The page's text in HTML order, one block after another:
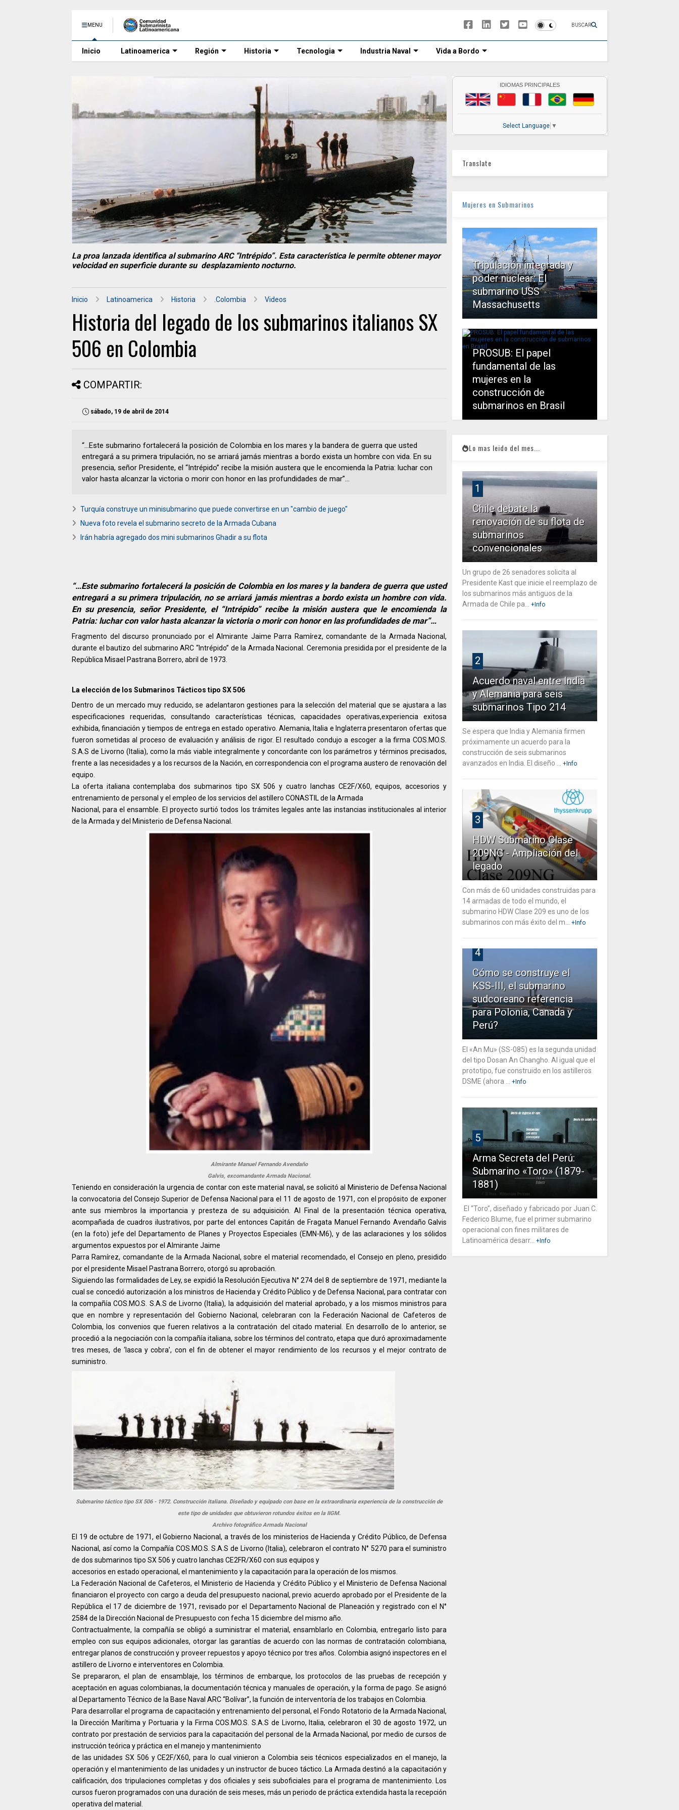
MENU BUSCAR
Inicio Latinoamerica Región Historia Tecnologia Industria Naval Vida a Bordo
La proa lanzada identifica al submarino ARC “Intrépido”. Esta característica le permite obtener mayor
velocidad en superficie durante su desplazamiento nocturno.
Inicio Latinoamerica Historia .Colombia Videos
Historia del legado de los submarinos italianos SX
506 en Colombia
COMPARTIR:
sábado, 19 de abril de 2014
“…Este submarino fortalecerá la posición de Colombia en los mares y la bandera de guerra que usted
entregará a su primera tripulación, no se arriará jamás mientras a bordo exista un hombre con vida. En su
presencia, señor Presidente, el “Intrépido” recibe la misión austera que le encomienda la Patria: luchar con
valor hasta alcanzar la victoria o morir con honor en las profundidades de mar”…
Turquía construye un minisubmarino que puede convertirse en un "cambio de juego"
Nueva foto revela el submarino secreto de la Armada Cubana
Irán habría agregado dos mini submarinos Ghadir a su flota
“…Este submarino fortalecerá la posición de Colombia en los mares y la bandera de guerra que usted
entregará a su primera tripulación, no se arriará jamás mientras a bordo exista un hombre con vida.
En su presencia, señor Presidente, el “Intrépido” recibe la misión austera que le encomienda la
Patria: luchar con valor hasta alcanzar la victoria o morir con honor en las profundidades de mar”…
Fragmento del discurso pronunciado por el Almirante Jaime Parra Ramírez, comandante de la Armada Nacional,
durante el bautizo del submarino ARC “Intrépido” de la Armada Nacional. Ceremonia presidida por el presidente de la
República Misael Pastrana Borrero, abril de 1973.
La elección de los Submarinos Tácticos tipo SX 506
Dentro de un mercado muy reducido, se adelantaron gestiones para la selección del material que se ajustara a las
especificaciones requeridas, consultando características técnicas, capacidades operativas,experiencia exitosa
exhibida, financiación y tiempos de entrega en estado operativo. Alemania, Italia e Inglaterra presentaron ofertas que
fueron sometidas al proceso de evaluación y análisis de rigor. El resultado condujo a escoger a la firma COS.MO.S.
S.A.S de Livorno (Italia), como la más viable integralmente y concordante con los parámetros y términos precisados,
frente a las necesidades y a los recursos de la Nación, en correspondencia con el programa austero de renovación del
equipo.
La oferta italiana contemplaba dos submarinos tipo SX 506 y cuatro lanchas CE2F/X60, equipos, accesorios y
entrenamiento de personal y el empleo de los servicios del astillero CONASTIL de la Armada
Nacional, para el ensamble. El proyecto surtió todos los trámites legales ante las instancias institucionales al interior
de la Armada y del Ministerio de Defensa Nacional.
Almirante Manuel Fernando Avendaño
Galvis, excomandante Armada Nacional.
Teniendo en consideración la urgencia de contar con este material naval, se solicitó al Ministerio de Defensa Nacional
la convocatoria del Consejo Superior de Defensa Nacional para el 11 de agosto de 1971, con el propósito de exponer
ante sus miembros la importancia y presteza de su adquisición. Al Final de la presentación técnica operativa,
acompañada de cuadros ilustrativos, por parte del entonces Capitán de Fragata Manuel Fernando Avendaño Galvis
(en la foto) jefe del Departamento de Planes y Proyectos Especiales (EMN-M6), y de las aclaraciones y los sólidos
argumentos expuestos por el Almirante Jaime
Parra Ramírez, comandante de la Armada Nacional, sobre el material recomendado, el Consejo en pleno, presidido
por el presidente Misael Pastrana Borrero, otorgó su aprobación.
Siguiendo las formalidades de Ley, se expidió la Resolución Ejecutiva N° 274 del 8 de septiembre de 1971, mediante la
cual se concedió autorización a los ministros de Hacienda y Crédito Público y de Defensa Nacional, para contratar con
la compañía COS.MO.S. S.A.S de Livorno (Italia), la adquisición del material aprobado, y a los mismos ministros para
que en nombre y representación del Gobierno Nacional, celebraran con la Federación Nacional de Cafeteros de
Colombia, los convenios que fueren relativos a la contratación del citado material. En desarrollo de lo anterior, se
procedió a la negociación con la compañía italiana, sobre los términos del contrato, etapa que duró aproximadamente
tres meses, de ‘lasca y cobra’, con el fin de obtener el mayor rendimiento de los recursos y el mejor contrato de
suministro.
Submarino táctico tipo SX 506 - 1972. Construcción italiana. Diseñado y equipado con base en la extraordinaria experiencia de la construcción de
este tipo de unidades que obtuvieron rotundos éxitos en la IIGM.
Archivo fotográfico Armada Nacional
El 19 de octubre de 1971, el Gobierno Nacional, a través de los ministerios de Hacienda y Crédito Público, de Defensa
Nacional, así como la Compañía COS.MO.S. S.A.S de Livorno (Italia), celebraron el contrato N° 5270 para el suministro
de dos submarinos tipo SX 506 y cuatro lanchas CE2FR/X60 con sus equipos y
accesorios en estado operacional, el mantenimiento y la capacitación para la operación de los mismos.
La Federación Nacional de Cafeteros, el Ministerio de Hacienda y Crédito Público y el Ministerio de Defensa Nacional
financiaron el proyecto con cargo a deuda del presupuesto nacional, previo acuerdo aprobado por el Presidente de la
República el 17 de diciembre de 1971, revisado por el Departamento Nacional de Planeación y registrado con el N°
2584 de la Dirección Nacional de Presupuesto con fecha 15 diciembre del mismo año.
Contractualmente, la compañía se obligó a suministrar el material, ensamblarlo en Colombia, entregarlo listo para
empleo con sus equipos adicionales, otorgar las garantías de acuerdo con las normas de contratación colombiana,
entregar planos de construcción y proveer repuestos y apoyo técnico por tres años. Colombia asignó inspectores en el
astillero de Livorno e interventores en Colombia.
Se prepararon, el plan de ensamblaje, los términos de embarque, los protocolos de las pruebas de recepción y
aceptación en aguas colombianas, la documentación técnica y manuales de operación, y la forma de pago. Se asignó
al Departamento Técnico de la Base Naval ARC “Bolívar”, la función de interventoría de los trabajos en Colombia.
Para desarrollar el programa de capacitación y entrenamiento del personal, el Fondo Rotatorio de la Armada Nacional,
la Dirección Marítima y Portuaria y la Firma COS.MO.S. S.A.S de Livorno, Italia, celebraron el 30 de agosto 1972, un
contrato por prestación de servicios para la capacitación del personal de la Armada Nacional, por medio de cursos de
instrucción teórica y práctica en el manejo y mantenimiento
de las unidades SX 506 y CE2F/X60, para lo cual vinieron a Colombia seis técnicos especializados en el manejo, la
operación y el mantenimiento de las unidades y un instructor de buceo táctico. La Armada destinó a la capacitación y
calificación, dos tripulaciones completas y dos oficiales y seis suboficiales para el programa de mantenimiento. Los
cursos fueron programados con una duración de seis meses, más un periodo de práctica extendida hasta la recepción
operativa del material.
IDIOMAS PRINCIPALES
Select Language ▼
Translate
Mujeres en Submarinos
Tripulación integrada y
poder nuclear: El
submarino USS
Massachusetts
PROSUB: El papel
fundamental de las
mujeres en la
construcción de
submarinos en Brasil
Lo mas leido del mes...
1
Chile debate la
renovación de su flota de
submarinos
convencionales
Un grupo de 26 senadores solicita al
Presidente Kast que inicie el reemplazo de
los submarinos más antiguos de la
Armada de Chile pa...
+Info
2
Acuerdo naval entre India
y Alemania para seis
submarinos Tipo 214
Se espera que India y Alemania firmen
próximamente un acuerdo para la
construcción de seis submarinos
avanzados en India. El diseño ...
+Info
3
HDW Submarino Clase
209NG - Ampliación del
legado
Con más de 60 unidades construidas para
14 armadas de todo el mundo, el
submarino HDW Clase 209 es uno de los
submarinos con más éxito del m...
+Info
4
Cómo se construye el
KSS-III, el submarino
sudcoreano referencia
para Polonia, Canada y
Perú?
El «An Mu» (SS-085) es la segunda unidad
del tipo Dosan An Changho. Al igual que el
prototipo, fue construido en los astilleros
DSME (ahora ...
+Info
5
Arma Secreta del Perú:
Submarino «Toro» (1879-
1881)
El “Toro”, diseñado y fabricado por Juan C.
Federico Blume, fue el primer submarino
operacional con fines militares de
Latinoamérica desarr...
+Info